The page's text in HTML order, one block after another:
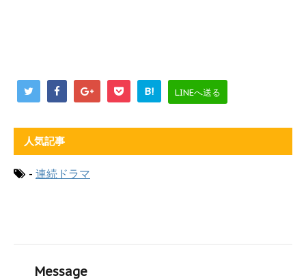
B! LINEへ送る
人気記事
- 連続ドラマ
Message